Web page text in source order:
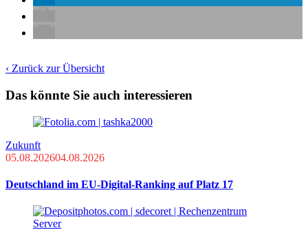
‹ Zurück zur Übersicht
Das könnte Sie auch interessieren
Zukunft
05.08.202604.08.2026
Deutschland im EU-Digital-Ranking auf Platz 17